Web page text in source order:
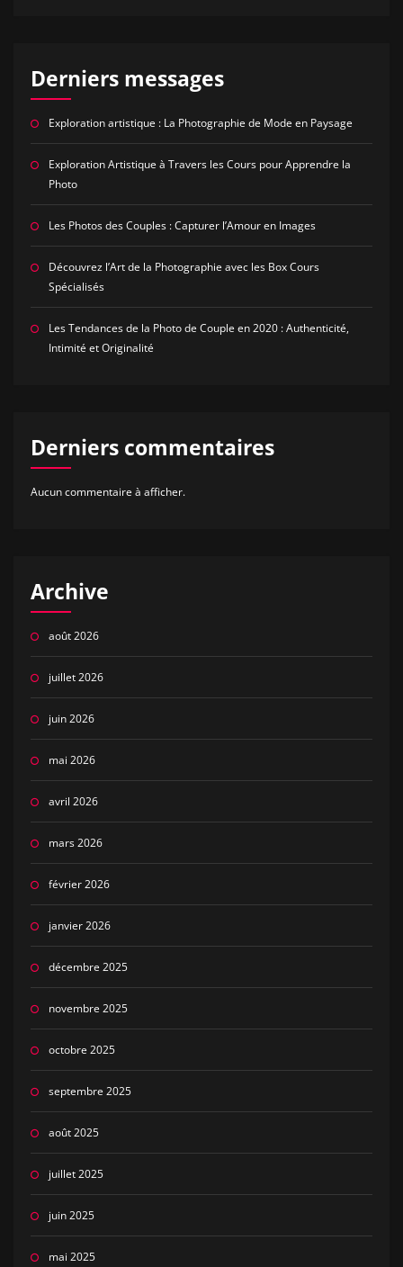
Derniers messages
Exploration artistique : La Photographie de Mode en Paysage
Exploration Artistique à Travers les Cours pour Apprendre la
Photo
Les Photos des Couples : Capturer l’Amour en Images
Découvrez l’Art de la Photographie avec les Box Cours
Spécialisés
Les Tendances de la Photo de Couple en 2020 : Authenticité,
Intimité et Originalité
Derniers commentaires
Aucun commentaire à afficher.
Archive
août 2026
juillet 2026
juin 2026
mai 2026
avril 2026
mars 2026
février 2026
janvier 2026
décembre 2025
novembre 2025
octobre 2025
septembre 2025
août 2025
juillet 2025
juin 2025
mai 2025